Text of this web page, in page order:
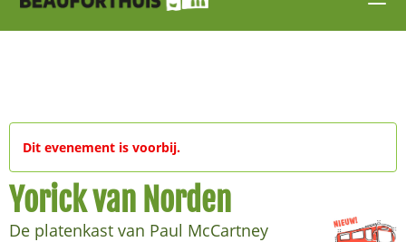
Dit evenement is voorbij.
Yorick van Norden
De platenkast van Paul McCartney